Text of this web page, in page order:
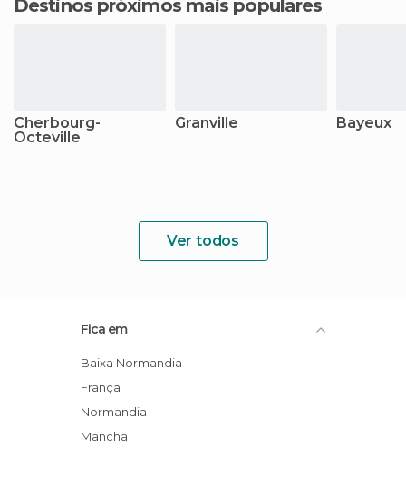
Destinos próximos mais populares
Cherbourg-
Octeville
Granville Bayeux
Ver todos
Fica em
Baixa Normandia
França
Normandia
Mancha